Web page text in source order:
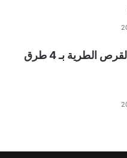
طريقة عمل القرص الطرية بـ 4 طرق